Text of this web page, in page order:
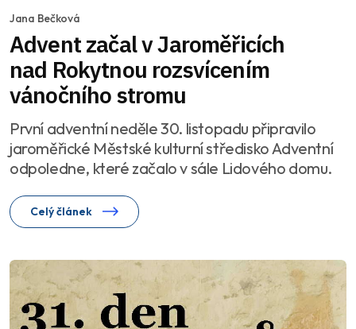
Jana Bečková
Advent začal v Jaroměřicích
nad Rokytnou rozsvícením
vánočního stromu
První adventní neděle 30. listopadu připravilo
jaroměřické Městské kulturní středisko Adventní
odpoledne, které začalo v sále Lidového domu.
Celý článek